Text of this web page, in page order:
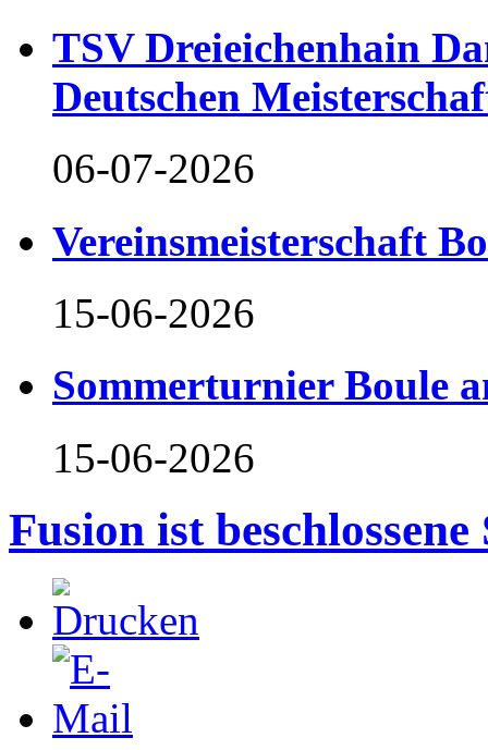
TSV Dreieichenhain
Deutschen
06-07-2026
Vereinsmeisterschaft
15-06-2026
Sommerturnier Boule
15-06-2026
Fusion ist beschlossene